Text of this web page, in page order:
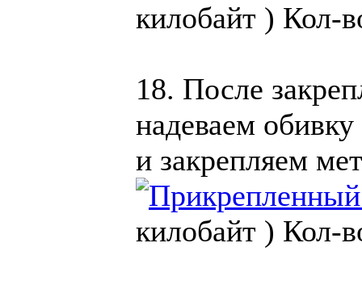
килобайт ) Кол-
18. После
надеваем обивку
и закрепляем
килобайт ) Кол-